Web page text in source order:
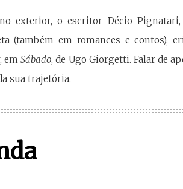
exterior, o escritor Décio
(também em romances e contos),
emSábado, de Ugo Giorgetti. Falar de
sua trajetória.